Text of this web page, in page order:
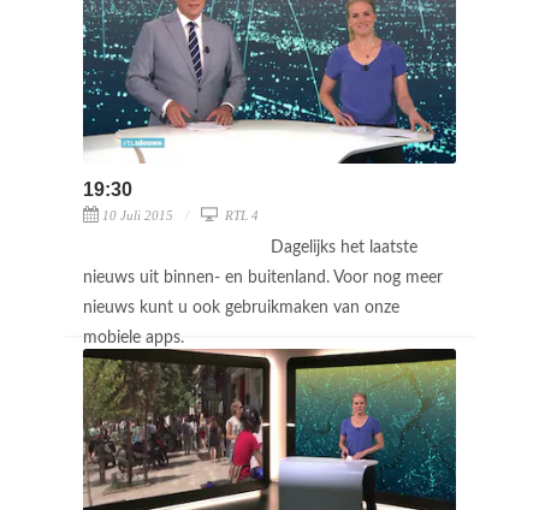
19:30
10 Juli 2015 RTL 4
Dagelijks het laatste
nieuws uit binnen- en buitenland. Voor nog meer
nieuws kunt u ook gebruikmaken van onze
mobiele apps.